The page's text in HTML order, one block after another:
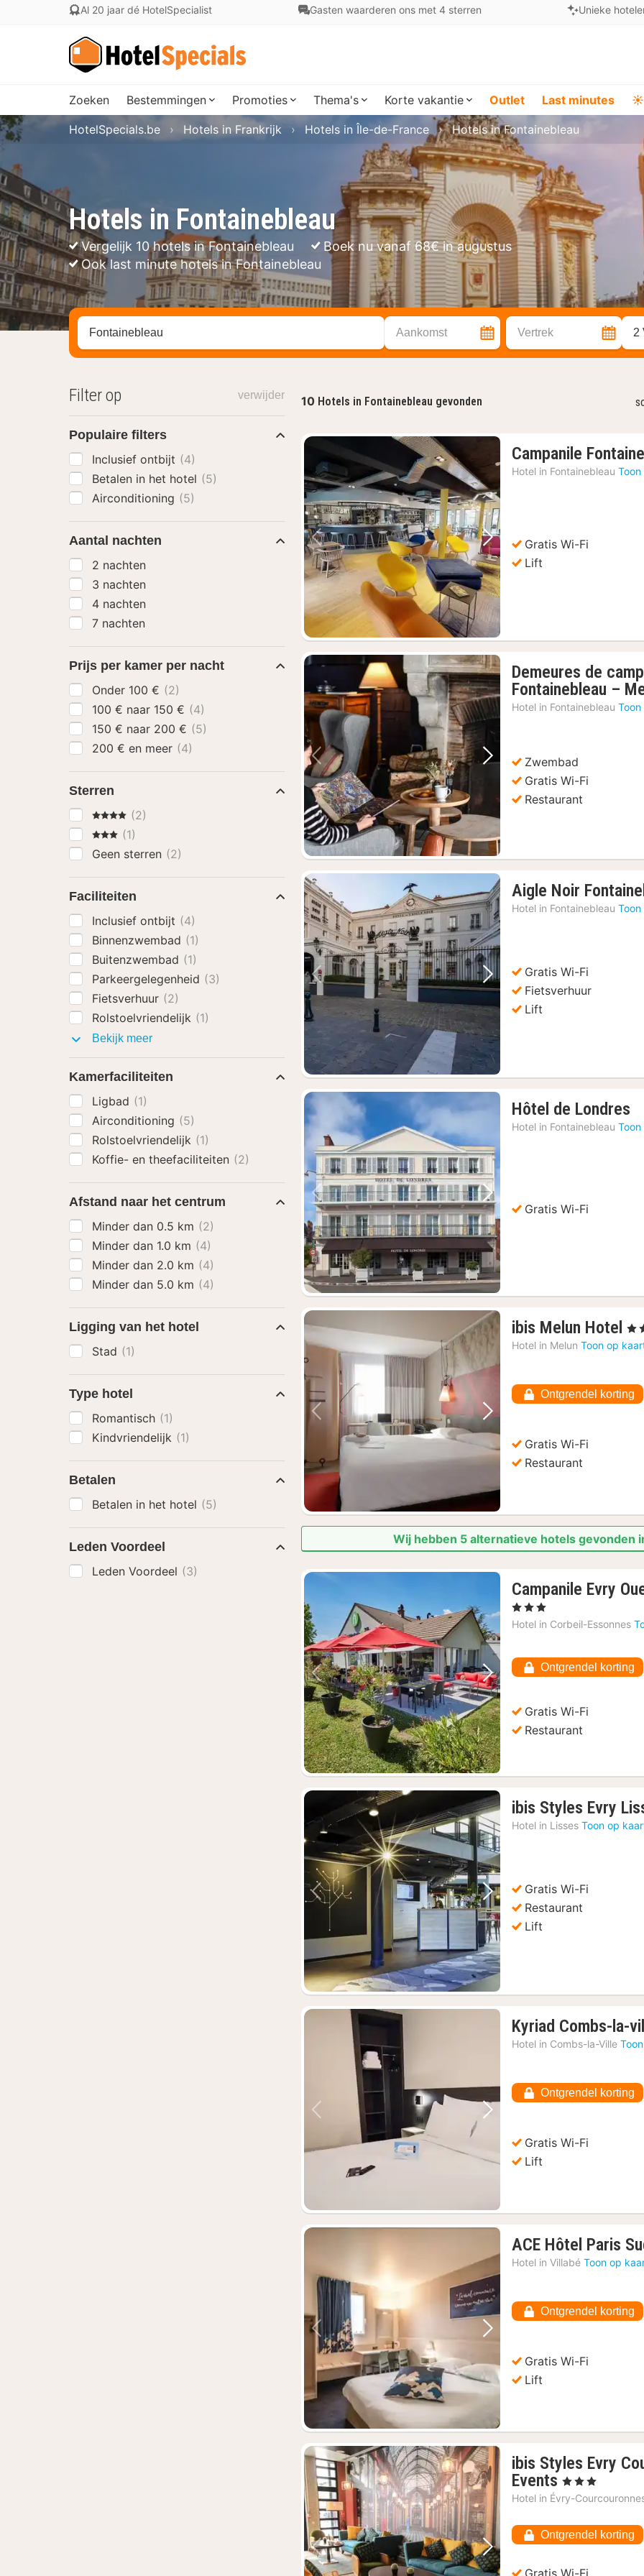
Al 20 jaar dé HotelSpecialist Gasten waarderen ons met 4 sterren Unieke
Zoeken Bestemmingen Promoties Thema's Korte vakantie Outlet Last minutes ☀️
Hotels in Fontainebleau
Vergelijk 10 hotels in Fontainebleau
Boek nu vanaf 68€ in augustus
Ook last minute hotels in Fontainebleau
HotelSpecials.be Hotels in Frankrijk Hotels in Île-de-France Hotels in Fontainebleau
Zoek op hotel, regio of stad Aankomst Vertrek 2
10 Hotels in Fontainebleau gevonden
Vorige foto Volgende foto
Campanile
Hotel in Fontainebleau
Gratis Wi-Fi
Lift
Vorige foto Volgende foto
Demeures de
Fontainebleau –
Hotel in Fontainebleau
Zwembad
Gratis Wi-Fi
Restaurant
Vorige foto Volgende foto
Aigle Noir
Hotel in Fontainebleau
Gratis Wi-Fi
Fietsverhuur
Lift
Vorige foto Volgende foto
Hôtel de Londres
Hotel in Fontainebleau
Gratis Wi-Fi
Vorige foto Volgende foto
ibis Melun Hotel 1
€
, 3
Hotel in Melun Toon op
Ontgrendel korting
Gratis Wi-Fi
Restaurant
Wij hebben 5 alternatieve hotels gevonden
Vorige foto Volgende foto
Campanile Evry
, 3 Sterren
Hotel in Corbeil-Essonnes
Ontgrendel korting
Gratis Wi-Fi
Restaurant
Vorige foto Volgende foto
ibis Styles Evry
Hotel in Lisses Toon op
Gratis Wi-Fi
Restaurant
Lift
Vorige foto Volgende foto
Kyriad Combs-la-
Hotel in Combs-la-Ville
Ontgrendel korting
Gratis Wi-Fi
Lift
Vorige foto Volgende foto
ACE Hôtel Paris
Hotel in Villabé Toon op
Ontgrendel korting
Gratis Wi-Fi
Lift
Vorige foto Volgende foto
ibis Styles Evry
Events 1
nacht
72,16
€
, 3 Sterren
Hotel in Évry-
Ontgrendel korting
Gratis Wi-Fi
Filter op verwijder
Populaire filters
Inclusief ontbijt (4)
Betalen in het hotel (5)
Airconditioning (5)
Aantal nachten
2 nachten
3 nachten
4 nachten
7 nachten
Prijs per kamer per nacht
Onder 100 € (2)
100 € naar 150 € (4)
150 € naar 200 € (5)
200 € en meer (4)
Sterren
4 Sterren
(2)
3 Sterren
(1)
Geen sterren (2)
Faciliteiten
Inclusief ontbijt (4)
Binnenzwembad (1)
Buitenzwembad (1)
Parkeergelegenheid (3)
Fietsverhuur (2)
Rolstoelvriendelijk (1)
Bekijk meerFaciliteiten
Kamerfaciliteiten
Ligbad (1)
Airconditioning (5)
Rolstoelvriendelijk (1)
Koffie- en theefaciliteiten (2)
Afstand naar het centrum
Minder dan 0.5 km (2)
Minder dan 1.0 km (4)
Minder dan 2.0 km (4)
Minder dan 5.0 km (4)
Ligging van het hotel
Stad (1)
Type hotel
Romantisch (1)
Kindvriendelijk (1)
Betalen
Betalen in het hotel (5)
Leden Voordeel
Leden Voordeel (3)